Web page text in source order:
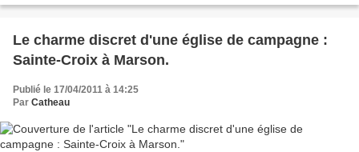
Le charme discret d'une église de campagne :
Sainte-Croix à Marson.
Publié le 17/04/2011 à 14:25
Par Catheau